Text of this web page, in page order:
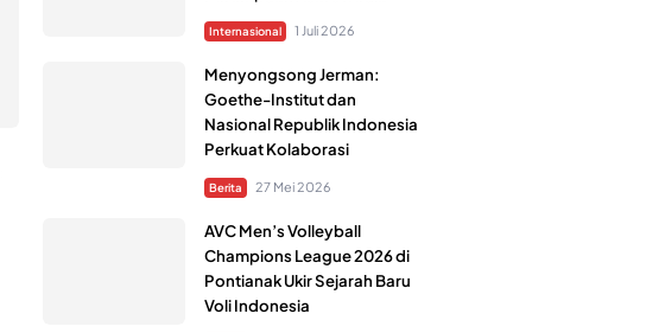
Internasional 1 Juli 2026
Menyongsong Jerman:
Goethe-Institut dan
Nasional Republik Indonesia
Perkuat Kolaborasi
Berita 27 Mei 2026
AVC Men’s Volleyball
Champions League 2026 di
Pontianak Ukir Sejarah Baru
Voli Indonesia